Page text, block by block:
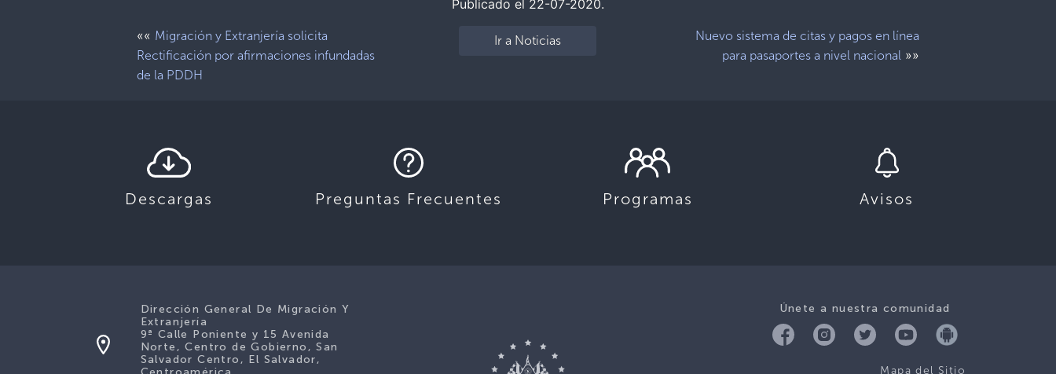
Publicado el 22-07-2020.
«« Migración y Extranjería solicita
Rectificación por afirmaciones infundadas
de la PDDH
Ir a Noticias
Nuevo sistema de citas y pagos en línea
para pasaportes a nivel nacional»»
Descargas Preguntas Frecuentes Programas Avisos
Únete a nuestra comunidad
Mapa del Sitio
Dirección General De Migración Y
Extranjería
9ª Calle Poniente y 15 Avenida
Norte, Centro de Gobierno, San
Salvador Centro, El Salvador,